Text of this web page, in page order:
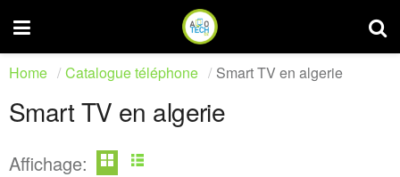
Home Catalogue téléphone Smart TV en algerie
Smart TV en algerie
Affichage: